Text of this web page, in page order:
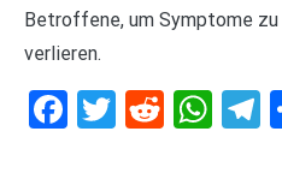
Betroffene, um Symptome
verlieren.
Facebook
Twitter
Reddit